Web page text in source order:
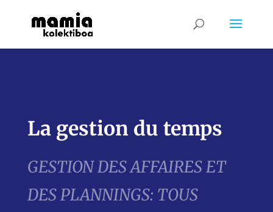
La gestion du temps
GESTION DES AFFAIRES ET
DES PLANNINGS: TOUS